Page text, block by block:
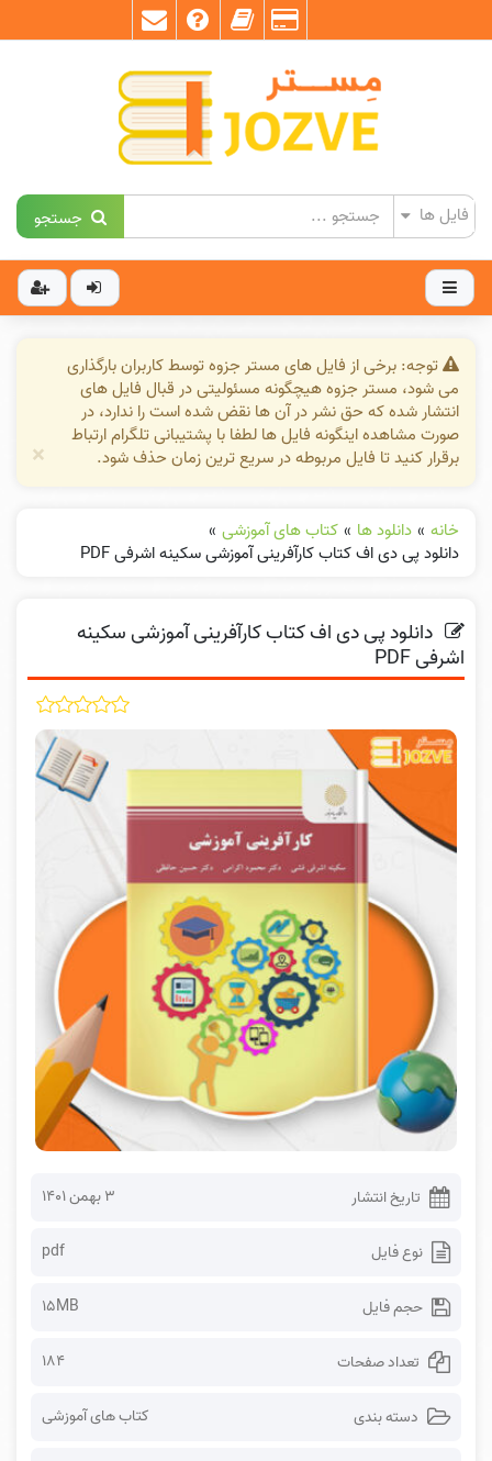
جستجو
توجه: برخی از فایل های مستر جزوه توسط کاربران بارگذاری
می شود، مستر جزوه هیچگونه مسئولیتی در قبال فایل های
انتشار شده که حق نشر در آن ها نقض شده است را ندارد، در
صورت مشاهده اینگونه فایل ها لطفا با پشتیبانی تلگرام ارتباط
برقرار کنید تا فایل مربوطه در سریع ترین زمان حذف شود.
×
خانه » دانلود ها » کتاب های آموزشی »
دانلود پی دی اف کتاب کارآفرینی آموزشی سکینه اشرفی PDF
دانلود پی دی اف کتاب کارآفرینی آموزشی سکینه
اشرفی PDF
تاریخ انتشار ۳ بهمن ۱۴۰۱
نوع فایل pdf
حجم فایل 15MB
تعداد صفحات 184
دسته بندی کتاب های آموزشی